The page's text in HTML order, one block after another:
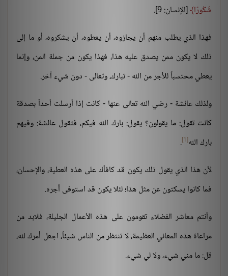
شُكُورًا [الإنسان: 9].
فهذا الذي يطلب منهم أن يجازوه، أن يعطوه، أن يشكروه، أو ما إلى
ذلك لا يكون ممن يصدق عليه هذا، فهذا يكون من جملة المن، وإنما
يعطي محتسباً للأجر من الله - تبارك، وتعالى - دون شيء آخر.
ولذلك عائشة - رضي الله تعالى عنها - كانت إذا أرسلت أحداً بصدقة
كانت تقول: ما يقولون؟ يقول: بارك الله فيكم، فتقول عائشة: وفيهم
بارك الله[1]
.
لأن هذا الذي يقول ذلك يكون قد كافأك على هذه العطية، والإحسان،
فما كانوا يسكتون عن مثل هذا؛ لئلا يكون قد استوفى أجره.
وأنتم معاشر الفضلاء تقومون على هذه الأعمال الجليلة، فلابد من
مراعاة هذه المعاني العظيمة، لا تنتظر من الناس شيئاً، اجعل أمرك لله،
قل: ما مني شيء، ولا لي شيء.